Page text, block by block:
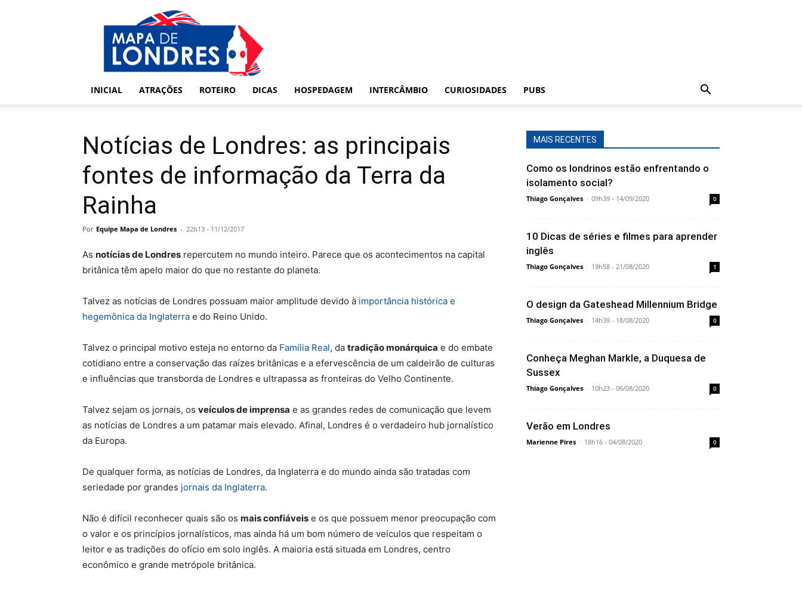
Londres
Mapa
de
Londres
INICIAL
ATRAÇÕES ROTEIRO DICAS HOSPEDAGEM INTERCÂMBIO CURIOSIDADES PUBS
Notícias de Londres: as principais
fontes de informação da Terra da
Rainha
Por Equipe Mapa de Londres - 22h13 - 11/12/2017
As notícias de Londres repercutem no mundo inteiro. Parece que os acontecimentos na capital
britânica têm apelo maior do que no restante do planeta.
Talvez as notícias de Londres possuam maior amplitude devido à importância histórica e
hegemônica da Inglaterra e do Reino Unido.
Talvez o principal motivo esteja no entorno da Família Real, da tradição monárquica e do embate
cotidiano entre a conservação das raízes britânicas e a efervescência de um caldeirão de culturas
e influências que transborda de Londres e ultrapassa as fronteiras do Velho Continente.
Talvez sejam os jornais, os veículos de imprensa e as grandes redes de comunicação que levem
as notícias de Londres a um patamar mais elevado. Afinal, Londres é o verdadeiro hub jornalístico
da Europa.
De qualquer forma, as notícias de Londres, da Inglaterra e do mundo ainda são tratadas com
seriedade por grandes jornais da Inglaterra.
Não é difícil reconhecer quais são os mais confiáveis e os que possuem menor preocupação com
o valor e os princípios jornalísticos, mas ainda há um bom número de veículos que respeitam o
leitor e as tradições do ofício em solo inglês. A maioria está situada em Londres, centro
econômico e grande metrópole britânica.
MAIS RECENTES
Como os londrinos estão enfrentando o
isolamento social?
Thiago Gonçalves - 09h39 - 14/09/2020 0
10 Dicas de séries e filmes para aprender
inglês
Thiago Gonçalves - 19h58 - 21/08/2020 1
O design da Gateshead Millennium Bridge
Thiago Gonçalves - 14h39 - 18/08/2020 0
Conheça Meghan Markle, a Duquesa de
Sussex
Thiago Gonçalves - 10h23 - 06/08/2020 0
Verão em Londres
Marienne Pires - 18h16 - 04/08/2020 0